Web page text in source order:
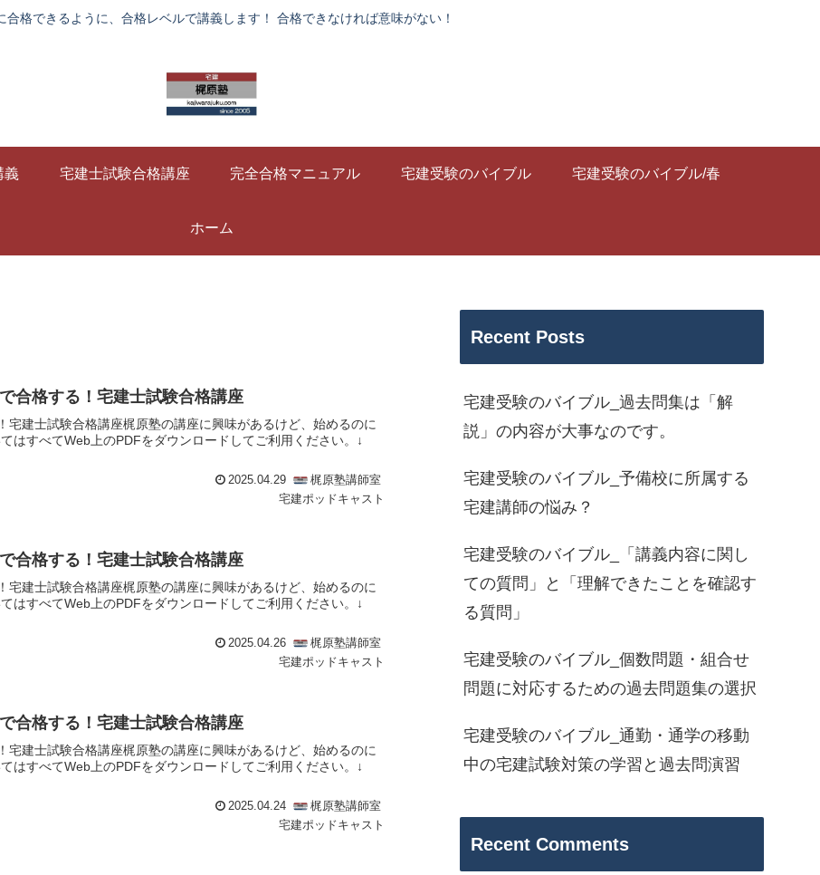
合格できるように、合格レベルで講義します！ 合格できなければ意味がない！
義 宅建士試験合格講座 完全合格マニュアル 宅建受験のバイブル 宅建受験のバイブル/春
ホーム
合格する！宅建士試験合格講座
建士試験合格講座梶原塾の講座に興味があるけど、始めるのに
はすべてWeb上のPDFをダウンロードしてご利用ください。↓
2025.04.29
梶原塾講師室
宅建ポッドキャスト
合格する！宅建士試験合格講座
建士試験合格講座梶原塾の講座に興味があるけど、始めるのに
はすべてWeb上のPDFをダウンロードしてご利用ください。↓
2025.04.26
梶原塾講師室
宅建ポッドキャスト
合格する！宅建士試験合格講座
建士試験合格講座梶原塾の講座に興味があるけど、始めるのに
はすべてWeb上のPDFをダウンロードしてご利用ください。↓
2025.04.24
梶原塾講師室
宅建ポッドキャスト
Recent Posts
宅建受験のバイブル_過去問集は「解
説」の内容が大事なのです。
宅建受験のバイブル_予備校に所属する
宅建講師の悩み？
宅建受験のバイブル_「講義内容に関し
ての質問」と「理解できたことを確認す
る質問」
宅建受験のバイブル_個数問題・組合せ
問題に対応するための過去問題集の選択
宅建受験のバイブル_通勤・通学の移動
中の宅建試験対策の学習と過去問演習
Recent Comments